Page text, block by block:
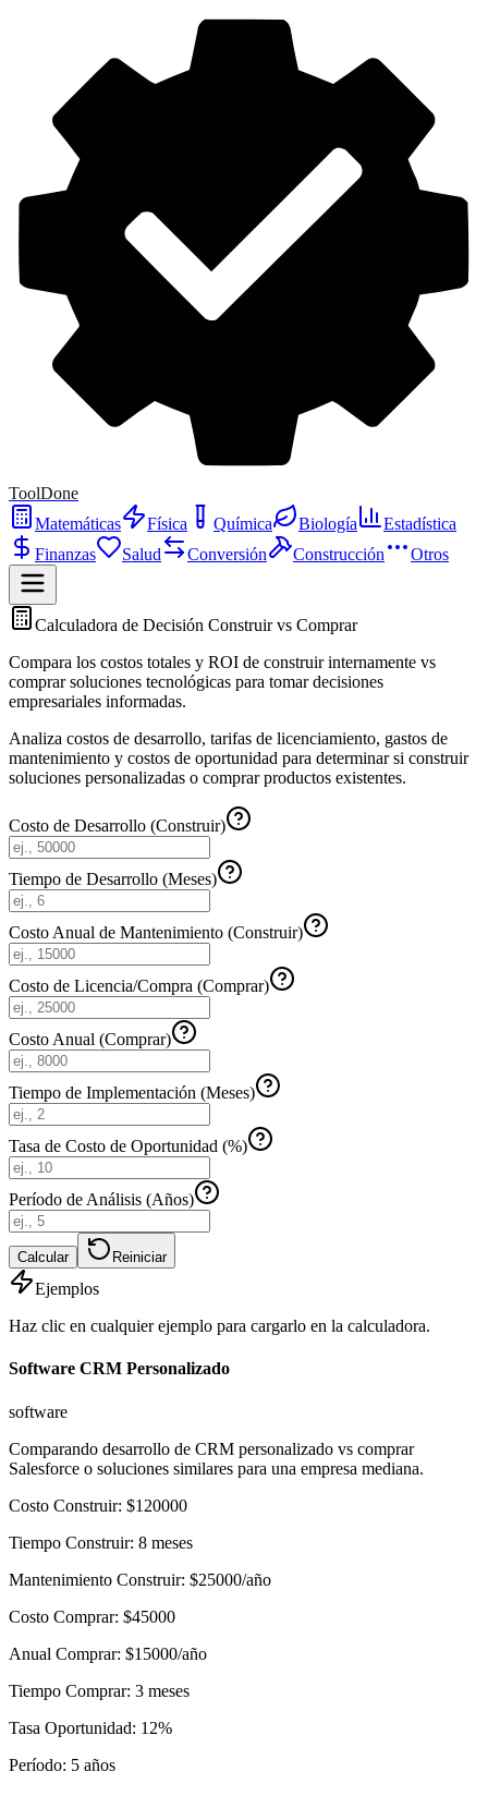
ToolDone
Matemáticas
Física Química Biología
Estadística
Finanzas
Salud Conversión Construcción Otros
Calculadora de Decisión Construir vs Comprar
Compara los costos totales y ROI de construir internamente vs
comprar soluciones tecnológicas para tomar decisiones
empresariales informadas.
Analiza costos de desarrollo, tarifas de licenciamiento, gastos de
mantenimiento y costos de oportunidad para determinar si construir
soluciones personalizadas o comprar productos existentes.
Costo de Desarrollo (Construir)
Tiempo de Desarrollo (Meses)
Costo Anual de Mantenimiento (Construir)
Costo de Licencia/Compra (Comprar)
Costo Anual (Comprar)
Tiempo de Implementación (Meses)
Tasa de Costo de Oportunidad (%)
Período de Análisis (Años)
Calcular Reiniciar
Ejemplos
Haz clic en cualquier ejemplo para cargarlo en la calculadora.
Software CRM Personalizado
software
Comparando desarrollo de CRM personalizado vs comprar
Salesforce o soluciones similares para una empresa mediana.
Costo Construir: $120000
Tiempo Construir: 8 meses
Mantenimiento Construir: $25000/año
Costo Comprar: $45000
Anual Comprar: $15000/año
Tiempo Comprar: 3 meses
Tasa Oportunidad: 12%
Período: 5 años